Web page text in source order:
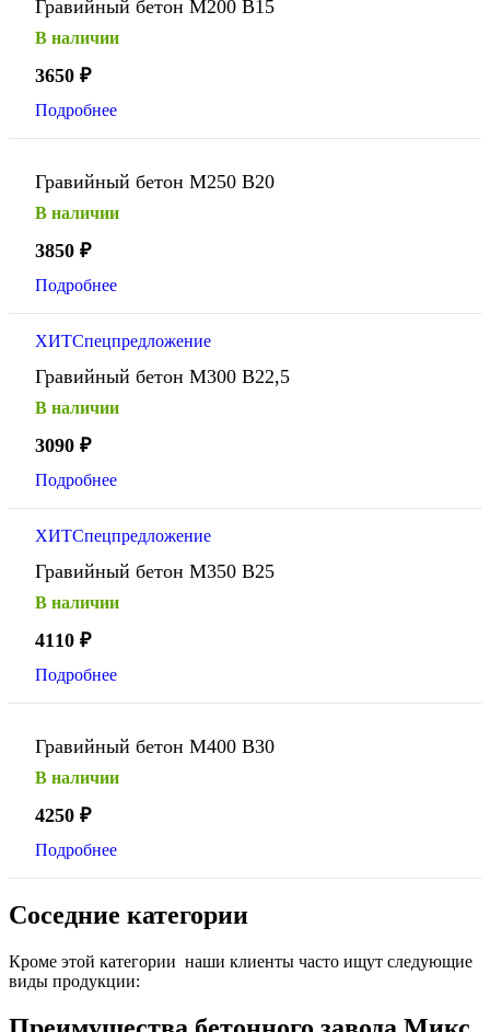
Гравийный бетон М200 В15
В наличии
3650 ₽
Подробнее
Гравийный бетон М250 В20
В наличии
3850 ₽
Подробнее
ХИТСпецпредложение
Гравийный бетон М300 В22,5
В наличии
3090 ₽
Подробнее
ХИТСпецпредложение
Гравийный бетон М350 В25
В наличии
4110 ₽
Подробнее
Гравийный бетон М400 В30
В наличии
4250 ₽
Подробнее
Соседние категории
Кроме этой категории наши клиенты часто ищут следующие
виды продукции: